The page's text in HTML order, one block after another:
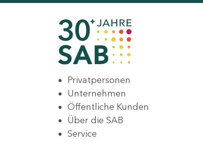
Privatpersonen
Unternehmen
Öffentliche Kunden
Über die SAB
Service